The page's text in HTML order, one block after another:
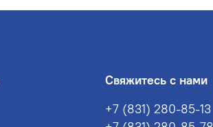
Свяжитесь с нами
+7 (831) 280-85-13